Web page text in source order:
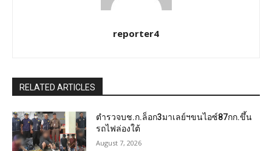
reporter4
RELATED ARTICLES
ตำรวจบช.ก.ล็อก3มาเลย์ฯขนไอซ์87กก.ขึ้น
รถไฟล่องใต้
August 7, 2026